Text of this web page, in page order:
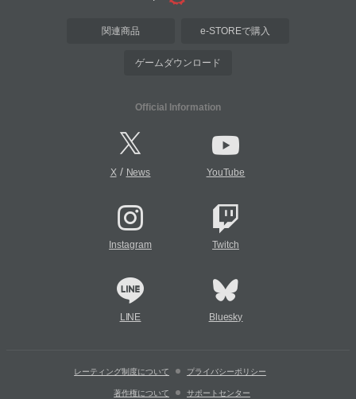
関連商品 e-STOREで購入
ゲームダウンロード
Official Information
X/ News YouTube
Instagram Twitch
LINE Bluesky
レーティング制度について プライバシーポリシー
著作権について サポートセンター